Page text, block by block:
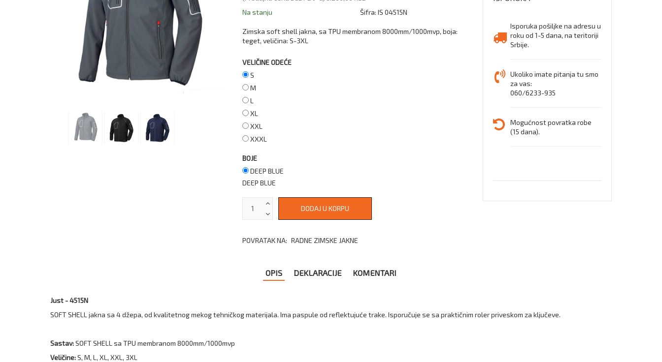
Na stanju
Šifra: IS 04515N
Zimska soft shell jakna, sa TPU membranom 8000mm/1000mvp, boja:
teget, veličina: S-3XL
VELIČINE ODEĆE
S
M
L
XL
XXL
XXXL
BOJE
DEEP BLUE
DEEP BLUE
POVRATAK NA: RADNE ZIMSKE JAKNE
Isporuka pošiljke na adresu u
roku od 1-5 dana, na teritoriji
Srbije.
Ukoliko imate pitanja tu smo
za vas:
060/6233-935
Mogućnost povratka robe
(15 dana).
OPIS DEKLARACIJE KOMENTARI
Just - 4515N
SOFT SHELL jakna sa 4 džepa, od kvalitetnog mekog tehničkog materijala. Ima paspule od reflektujuće trake. Isporučuje se sa praktičnim roler priveskom za ključeve.
Sastav:SOFT SHELL sa TPU membranom 8000mm/1000mvp
Veličine:S, M, L, XL, XXL, 3XL